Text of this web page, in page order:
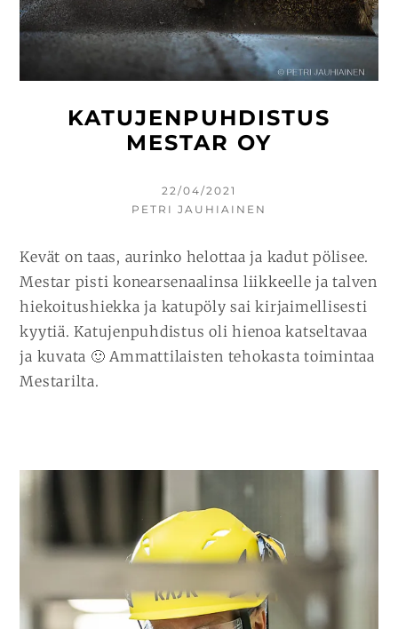
KATUJENPUHDISTUS
MESTAR OY
KIRJOITETTU
22/04/2021
KIRJOITTAJA
PETRI JAUHIAINEN
Kevät on taas, aurinko helottaa ja kadut pölisee.
Mestar pisti konearsenaalinsa liikkeelle ja talven
hiekoitushiekka ja katupöly sai kirjaimellisesti
kyytiä. Katujenpuhdistus oli hienoa katseltavaa
ja kuvata 🙂 Ammattilaisten tehokasta toimintaa
Mestarilta.